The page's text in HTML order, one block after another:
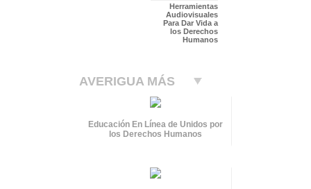
Herramientas
Audiovisuales
Para Dar Vida a
los Derechos
Humanos
AVERIGUA MÁS
Educación En Línea de Unidos por
los Derechos Humanos